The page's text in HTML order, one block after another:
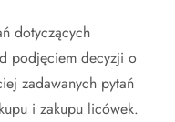
dotyczących
podjęciem decyzji o
zadawanych pytań
i zakupu licówek.